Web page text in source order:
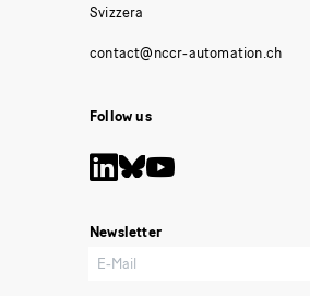
Svizzera
Follow us
Newsletter